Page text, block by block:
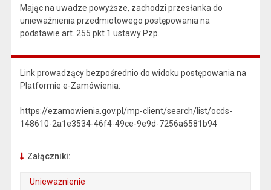
Mając na uwadze powyższe, zachodzi przesłanka do
unieważnienia przedmiotowego postępowania na
podstawie art. 255 pkt 1 ustawy Pzp.
Link prowadzący bezpośrednio do widoku postępowania na
Platformie e-Zamówienia:
https://ezamowienia.gov.pl/mp-client/search/list/ocds-
148610-2a1e3534-46f4-49ce-9e9d-7256a6581b94
Załączniki:
Unieważnienie